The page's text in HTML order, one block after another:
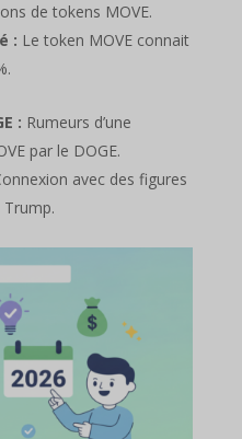
de tokens MOVE.
: Le token MOVE connait
: Rumeurs d’une
par le DOGE.
avec des figures